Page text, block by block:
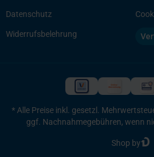
Datenschutz
Widerrufsbelehrung
* Alle Preise inkl. gesetzl.
ggf. Nachnahmegebühren, wenn
Shop by